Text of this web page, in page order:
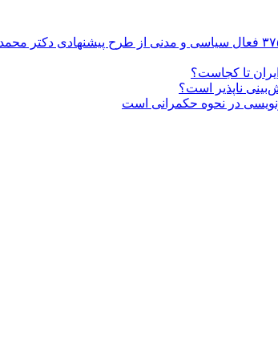
تا کجاست؟
ناپذیر است؟
در نحوه حکمرانی است